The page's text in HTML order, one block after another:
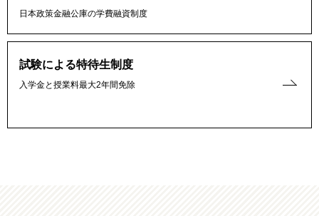
日本政策金融公庫の学費融資制度
試験による特待生制度
入学金と授業料最大2年間免除